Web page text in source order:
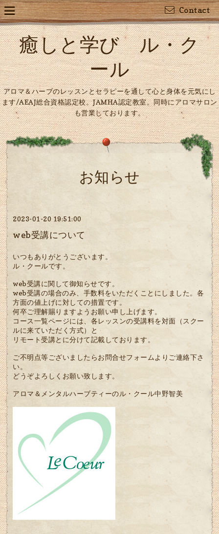
Contact
癒しと学び ル・ク
ール
アロマ＆ハーブのレッスンとセラピーを通して心と身体を元気にし
ます/AEAJ総合資格認定校。JAMHA認定教室。同時にアロマサロン
も営業しております。
お知らせ
2023-01-20 19:51:00
web受講について
いつもありがとうございます。
ル・クールです。
web受講に関して御知らせです。
web受講の場合のみ、手数料をいただくことにしました。各
方面の値上げに対しての措置です。
何卒ご理解賜りますようお願い申し上げます。
コース一覧ページには、各レッスンの受講料を対面（スクー
ルに来ていただく方式）と
リモート受講とに分けて記載しております。
ご不明点等ございましたらお問合せフォームよりご連絡下さ
い。
どうぞよろしくお願い致します。
アロマ＆メンタルハーブティーのル・クール中野智美